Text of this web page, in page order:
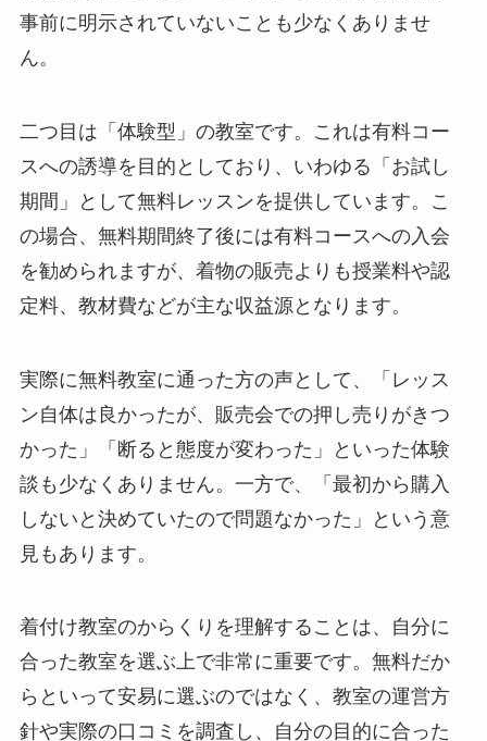
事前に明示されていないことも少なくありませ
ん。
二つ目は「体験型」の教室です。これは有料コー
スへの誘導を目的としており、いわゆる「お試し
期間」として無料レッスンを提供しています。こ
の場合、無料期間終了後には有料コースへの入会
を勧められますが、着物の販売よりも授業料や認
定料、教材費などが主な収益源となります。
実際に無料教室に通った方の声として、「レッス
ン自体は良かったが、販売会での押し売りがきつ
かった」「断ると態度が変わった」といった体験
談も少なくありません。一方で、「最初から購入
しないと決めていたので問題なかった」という意
見もあります。
着付け教室のからくりを理解することは、自分に
合った教室を選ぶ上で非常に重要です。無料だか
らといって安易に選ぶのではなく、教室の運営方
針や実際の口コミを調査し、自分の目的に合った